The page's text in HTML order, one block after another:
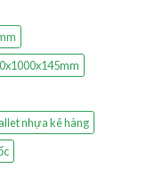
nhựa kê hàng